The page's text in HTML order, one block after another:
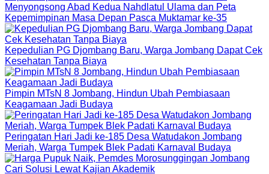
Menyongsong Abad Kedua Nahdlatul Ulama dan Peta
Kepemimpinan Masa Depan Pasca Muktamar ke-35
Kepedulian PG Djombang Baru, Warga Jombang Dapat Cek
Kesehatan Tanpa Biaya
Pimpin MTsN 8 Jombang, Hindun Ubah Pembiasaan
Keagamaan Jadi Budaya
Peringatan Hari Jadi ke-185 Desa Watudakon Jombang
Meriah, Warga Tumpek Blek Padati Karnaval Budaya